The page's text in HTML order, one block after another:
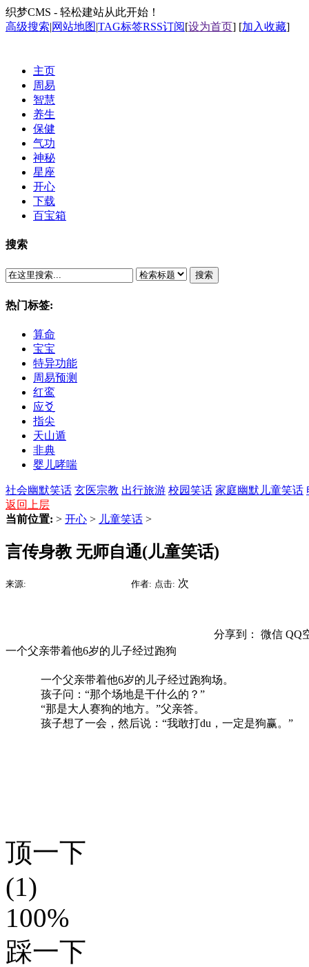
织梦CMS - 轻松建站从此开始！
高级搜索|网站地图|TAG标签RSS订阅[设为首页] [加入收藏]
主页
周易
智慧
养生
保健
气功
神秘
星座
开心
下载
百宝箱
搜索
搜索
热门标签:
算命
宝宝
特异功能
周易预测
红鸾
应爻
指尖
天山遁
非典
婴儿哮喘
社会幽默笑话 玄医宗教 出行旅游 校园笑话 家庭幽默 儿童笑话
返回上层
当前位置: > 开心 > 儿童笑话 >
言传身教 无师自通(儿童笑话)
来源: 作者: 点击: 次
分享到： 微信 QQ
一个父亲带着他6岁的儿子经过跑狗
一个父亲带着他6岁的儿子经过跑狗场。
孩子问：“那个场地是干什么的？”
“那是大人赛狗的地方。”父亲答。
孩子想了一会，然后说：“我敢打du，一定是狗赢。”
顶一下
(1)
100%
踩一下